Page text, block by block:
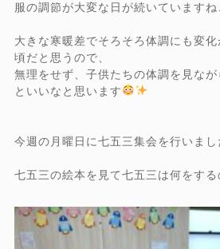
服の調節が大変な日が続いていますね
大きな寒暖差でそろそろ体調にも変
頃だと思うので、
無理をせず、子供たちの体調を見な
といいなと思います
今週の月曜日に七五三集会を行いまし
七五三の絵本を見て七五三は何をする